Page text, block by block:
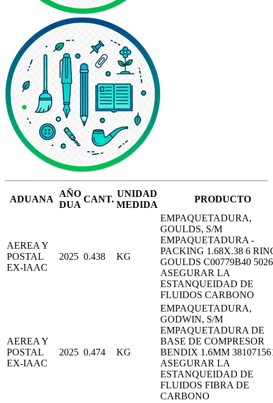
ADUANA
AÑO
DUA
CANT.
UNIDAD
MEDIDA
PRODUCTO
AEREA Y
POSTAL
EX-IAAC
2025 0.438 KG
EMPAQUETADURA,
GOULDS, S/M
EMPAQUETADURA -
PACKING 1.68X.38 6
GOULDS C00779B40 5026
ASEGURAR LA
ESTANQUEIDAD DE
FLUIDOS CARBONO
AEREA Y
POSTAL
EX-IAAC
2025 0.474 KG
EMPAQUETADURA,
GODWIN, S/M
EMPAQUETADURA DE
BASE DE COMPRESOR
BENDIX 1.6MM
ASEGURAR LA
ESTANQUEIDAD DE
FLUIDOS FIBRA DE
CARBONO